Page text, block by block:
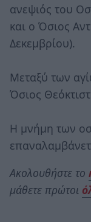
ανεψιός του
και ο Όσιος
Δεκεμβρίου).
Μεταξύ των
Όσιος
Η μνήμη των
Ακολουθήστε το
μάθετε πρώτοι